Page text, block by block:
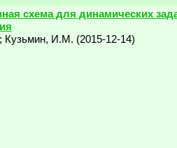
схема для динамических
; Кузьмин, И.М. (2015-12-14)